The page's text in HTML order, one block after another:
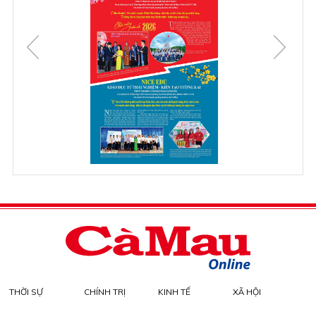
THỜI SỰ CHÍNH TRỊ KINH TẾ XÃ HỘI